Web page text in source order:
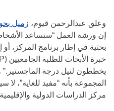
وعلق عبدالرحمن قيوم، زميل
إن ورشة العمل “ستساعد
بحثية في إطار برنامج المركز،
يخططون لنيل درجة
المجموعة بأنه “مفيد للغاية”،
مركز الدراسات الدولية